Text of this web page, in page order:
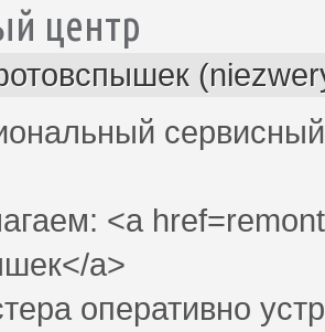
центр
<a
a>
оперативно